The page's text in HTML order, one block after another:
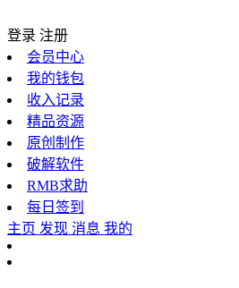
登录 注册
会员中心
我的钱包
收入记录
精品资源
原创制作
破解软件
RMB求助
每日签到
主页 发现 消息 我的